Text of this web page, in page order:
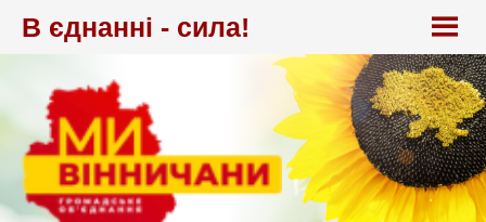
В єднанні - сила!